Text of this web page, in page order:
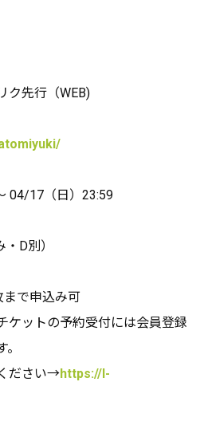
ク先行（WEB)
04/17（日）23:59
D別）
まで申込み可
ケットの予約受付には会員登録
ださい→https://l-